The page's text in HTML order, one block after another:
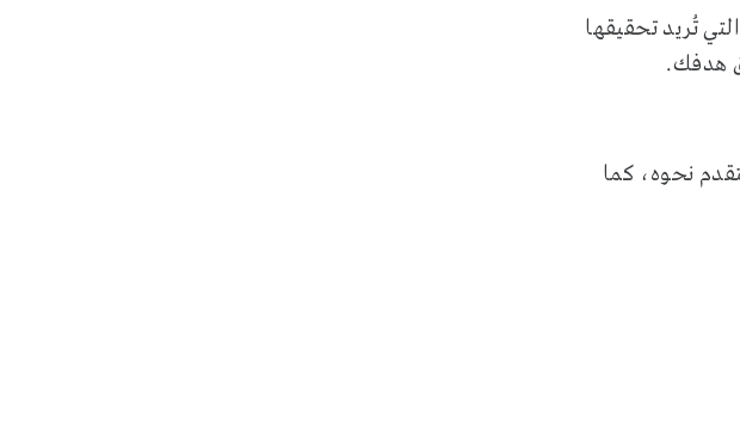
تُريد تحقيقها
هدفك.
نحوه، كما